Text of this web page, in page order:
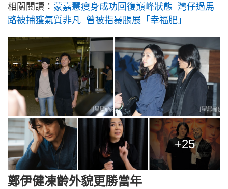
相關閱讀： 蒙嘉慧瘦身成功回復巔峰狀態 灣仔過馬
路被捕獲氣質非凡 曾被指暴脹展「幸福肥」
+25
鄭伊健凍齡外貌更勝當年